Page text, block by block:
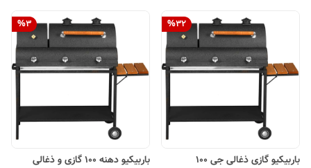
%32
باربیکیو گازی ذغالی جی 100
%3
باربیکیو دهنه 100 گازی و ذغالی